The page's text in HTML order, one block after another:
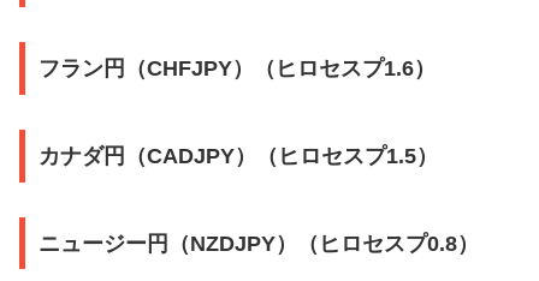
フラン円（CHFJPY）（ヒロセスプ1.6）
カナダ円（CADJPY）（ヒロセスプ1.5）
ニュージー円（NZDJPY）（ヒロセスプ0.8）